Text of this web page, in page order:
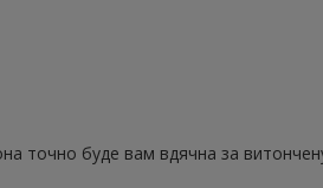
точно буде вам вдячна за